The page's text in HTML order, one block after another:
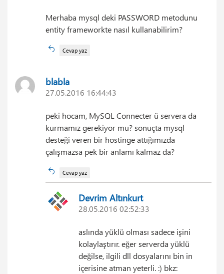
Merhaba mysql deki PASSWORD metodunu
entity frameworkte nasıl kullanabilirim?
Cevap yaz
blabla
27.05.2016 16:44:43
peki hocam, MySQL Connecter ü servera da
kurmamız gerekiyor mu? sonuçta mysql
desteği veren bir hostinge attığımızda
çalışmazsa pek bir anlamı kalmaz da?
Cevap yaz
Devrim Altınkurt
28.05.2016 02:52:33
aslında yüklü olması sadece işini
kolaylaştırır. eğer serverda yüklü
değilse, ilgili dll dosyalarını bin in
içerisine atman yeterli. :) bkz: